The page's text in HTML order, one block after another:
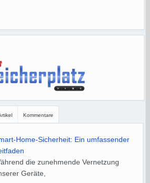
Kommentare
Home-Sicherheit: Ein umfassender
die zunehmende Vernetzung
Geräte,